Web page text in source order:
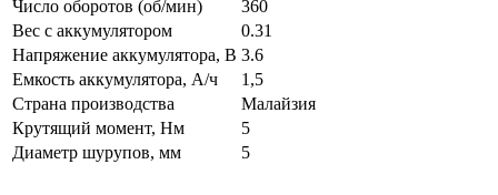
Число оборотов (об/мин)
360
Вес с аккумулятором
0.31
Напряжение аккумулятора, В 3.6
Емкость аккумулятора, А/ч
1,5
Страна производства
Малайзия
Крутящий момент, Нм
5
Диаметр шурупов, мм
5